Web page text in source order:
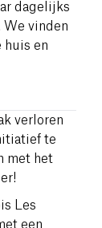
dagelijks
We vinden
huis en
verloren
te
met het
Les
een